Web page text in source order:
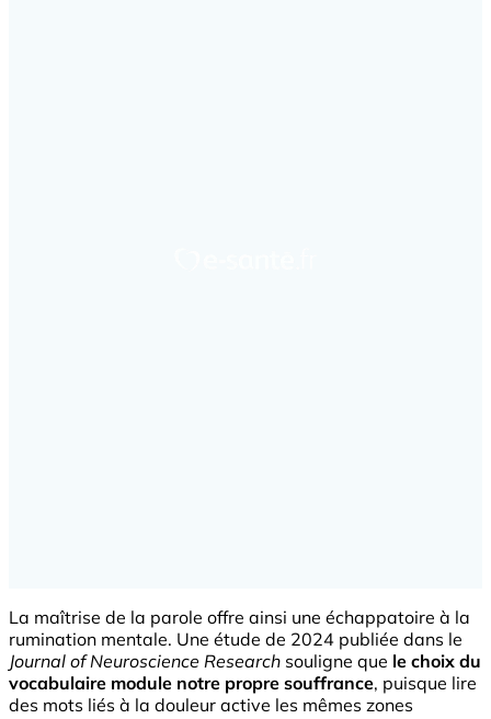
La maîtrise de la parole offre ainsi une échappatoire à la
rumination mentale. Une étude de 2024 publiée dans le
Journal of Neuroscience Research souligne que le choix du
vocabulaire module notre propre souffrance, puisque lire
des mots liés à la douleur active les mêmes zones